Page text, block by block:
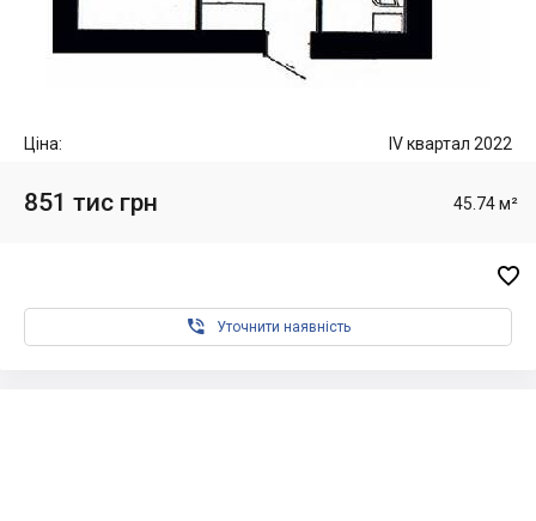
Ціна: IV квартал 2022
851 тис грн 45.74 м²

 Уточнити наявність